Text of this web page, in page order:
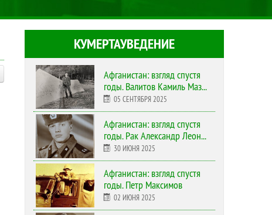
КУМЕРТАУВЕДЕНИЕ
Афганистан: взгляд спустя
годы. Валитов Камиль Маз...
05 СЕНТЯБРЯ 2025
Афганистан: взгляд спустя
годы. Рак Александр Леон...
30 ИЮНЯ 2025
Афганистан: взгляд спустя
годы. Петр Максимов
02 ИЮНЯ 2025